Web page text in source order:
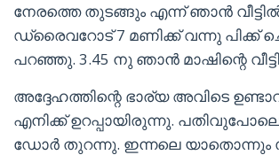
നേരത്തെ തുടങ്ങും എന്ന് ഞാൻ
ഡ്രൈവറോട് 7 മണിക്ക് വന്നു പിക്ക്
പറഞ്ഞു. 3.45 നു ഞാൻ മാഷിന്റെ
അദ്ദേഹത്തിന്റെ ഭാര്യ അവിടെ
എനിക്ക് ഉറപ്പായിരുന്നു.
ഡോർ തുറന്നു. ഇന്നലെ യാതൊന്നും